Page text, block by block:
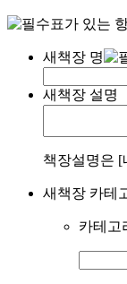
표가 있는
새책장 명
새책장 설명
책장설명은 [
새책장 카테
카테고